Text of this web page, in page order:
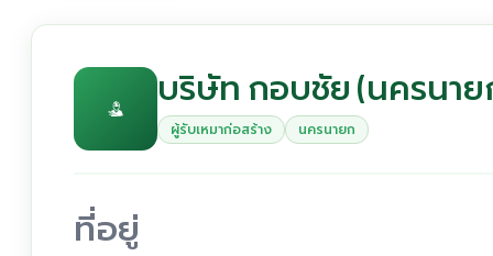
บริษัท กอบชัย (นครนาย
ผู้รับเหมาก่อสร้าง นครนายก
ที่อยู่